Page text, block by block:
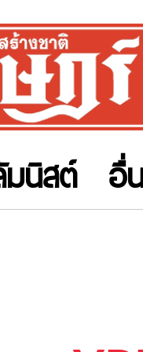
นิสต์ อื่